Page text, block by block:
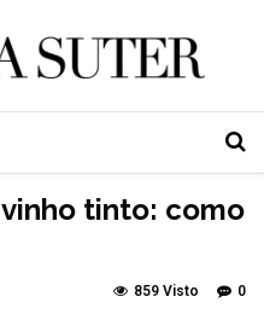
tinto: como
0
859 Visto